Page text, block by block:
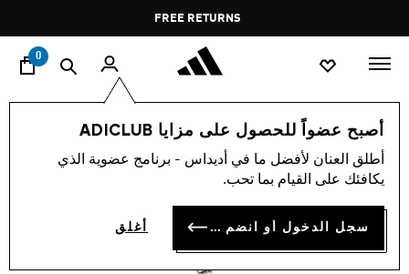
Pause
promotion
rotation
FREE RETURNS
0
أصبح عضواً للحصول على مزايا ADICLUB
أطلق العنان لأفضل ما في أديداس - برنامج عضوية الذي
يكافئك على القيام بما تحب.
سجل الدخول أو انضم الآن أغلق
الرياضات رياضات أخرى رياضة إكسسوارات
نظارات السباحة RIPSTREAM
STARTER
OMR 12.50